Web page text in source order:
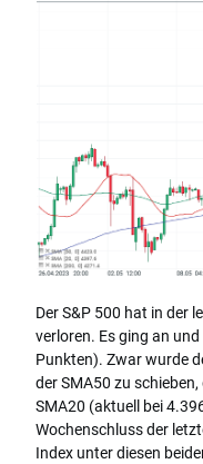
Der S&P 500 hat in der
verloren. Es ging an
Punkten). Zwar wurde
der SMA50 zu
SMA20 (aktuell bei
Wochenschluss der
Index unter diesen